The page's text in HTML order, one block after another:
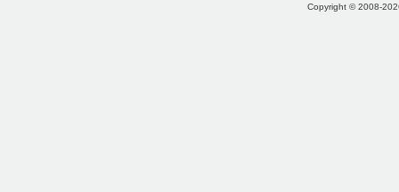
Copyright © 2008-